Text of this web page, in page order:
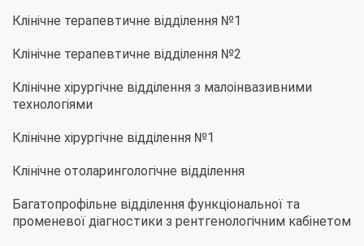
Клінічне терапевтичне відділення №1
Клінічне терапевтичне відділення №2
Клінічне хірургічне відділення з малоінвазивними
технологіями
Клінічне хірургічне відділення №1
Клінічне отоларингологічне відділення
Багатопрофільне відділення функціональної та
променевої діагностики з рентгенологічним кабінетом